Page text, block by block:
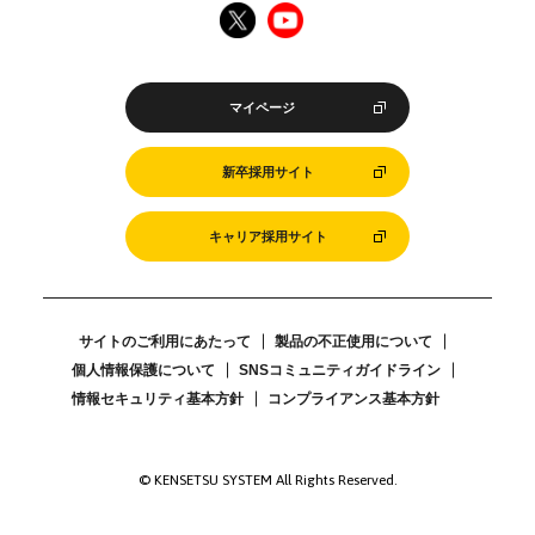
マイページ
新卒採用サイト
キャリア採用サイト
サイトのご利用にあたって
製品の不正使用について
個人情報保護について
SNSコミュニティガイドライン
情報セキュリティ基本方針
コンプライアンス基本方針
© KENSETSU SYSTEM All Rights Reserved.